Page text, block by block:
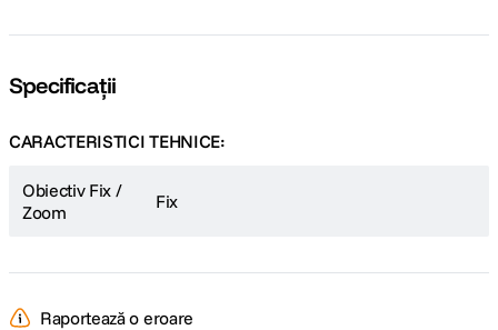
Specificații
CARACTERISTICI TEHNICE:
Obiectiv Fix /
Zoom
Fix
Raportează o eroare